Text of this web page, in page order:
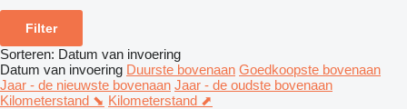
Filter
Sorteren: Datum van invoering
Datum van invoering Duurste bovenaan Goedkoopste bovenaan
Jaar - de nieuwste bovenaan Jaar - de oudste bovenaan
Kilometerstand ⬊ Kilometerstand ⬈